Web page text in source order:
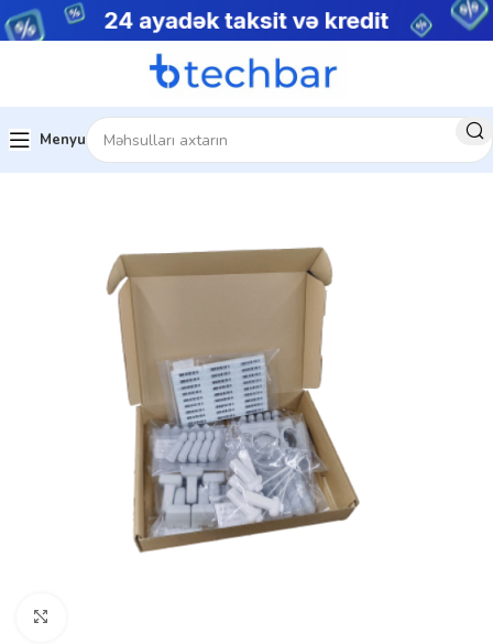
Menyu
Ev Foto avadanlıqlar Aksesuarlar